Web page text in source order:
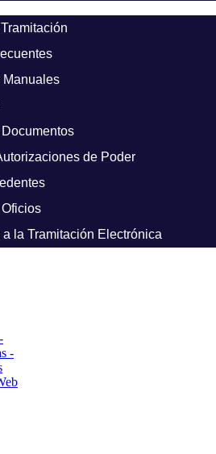
Manuales
de Poder
la Tramitación Electrónica
-